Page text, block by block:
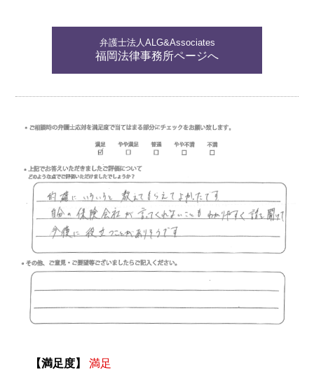
弁護士法人ALG&Associates
福岡法律事務所ページへ
【満足度】
満足